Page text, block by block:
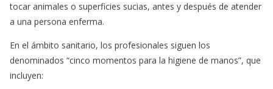
tocar animales o superficies sucias, antes y después de atender
a una persona enferma.
En el ámbito sanitario, los profesionales siguen los
denominados “cinco momentos para la higiene de manos”, que
incluyen: